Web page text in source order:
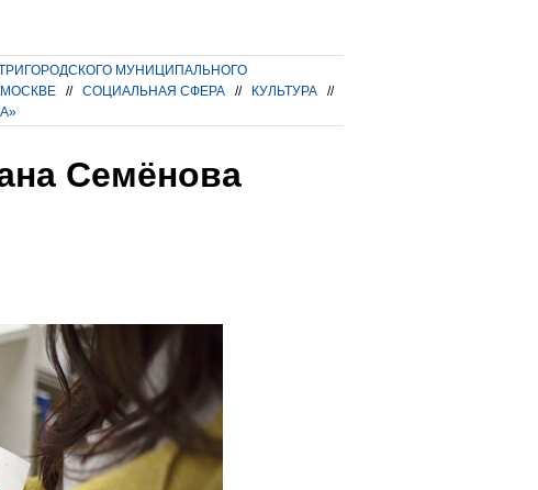
МУНИЦИПАЛЬНОГО
// СОЦИАЛЬНАЯ СФЕРА // КУЛЬТУРА
//
Семёнова